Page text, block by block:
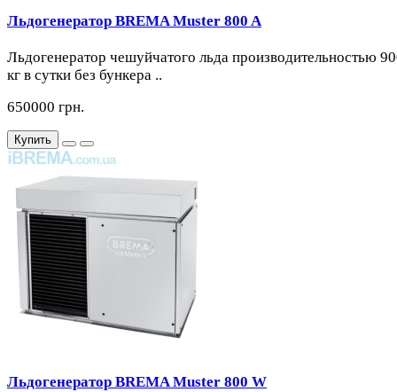
Льдогенератор BREMA Muster 800 A
Льдогенератор чешуйчатого льда производительностью
кг в сутки без бункера ..
650000 грн.
Купить
Льдогенератор BREMA Muster 800 W